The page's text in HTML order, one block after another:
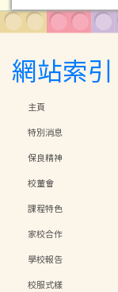
網站索引
主頁
特別消息
保良精神
校董會
課程特色
家校合作
學校報告
校服式樣